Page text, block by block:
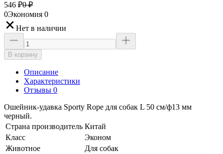
546 ₽0 ₽
0Экономия 0
Нет в наличии
В корзину
Описание
Характеристики
Отзывы 0
Ошейник-удавка Sporty Rope для собак L 50 см/ф13 мм
черный.
Страна производитель Китай
Класс
Эконом
Животное
Для собак